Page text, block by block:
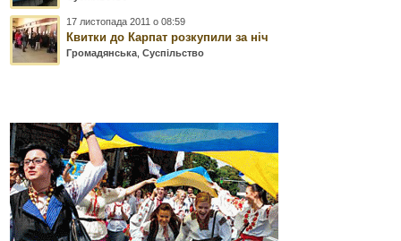
17 листопада 2011 о 08:59
Квитки до Карпат розкупили за ніч
Громадянська ,Суспільство